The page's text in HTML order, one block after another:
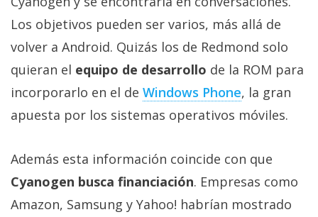
/
Cambiar
opciones
de
/
Aviso
El medio de
comunicación
digital donde
Los objetivos pueden ser varios, más allá de
volver a Android. Quizás los de Redmond solo
quieran el equipo de desarrollo de la ROM para
incorporarlo en el de Windows Phone, la gran
apuesta por los sistemas operativos móviles.
Además esta información coincide con que
Cyanogen busca financiación. Empresas como
Amazon, Samsung y Yahoo! habrían mostrado